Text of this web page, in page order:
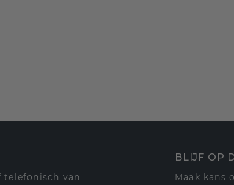
telefonisch van
BLIJF OP
Maak kans